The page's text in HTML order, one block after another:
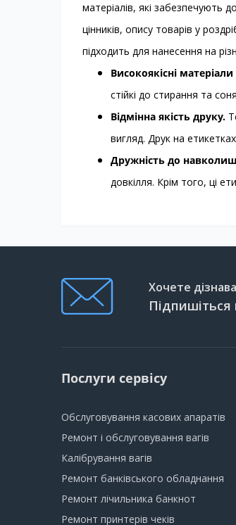
матеріалів, які забезпечують
цінників, опису товарів у
підходить для нанесення на
Високоякісні
стійкі до стирання та
Відмінна якість друку.
вигляд. Друк на
Дружність до
довкілля. Крім того, ці
Хочете
Послуги сервісу
Обслуговування касових апаратів
Ремонт і обслуговування вагів
Калібрування вагів
Ремонт банківського обладнання
Ремонт лічильника банкнот
Ремонт принтерів чеків